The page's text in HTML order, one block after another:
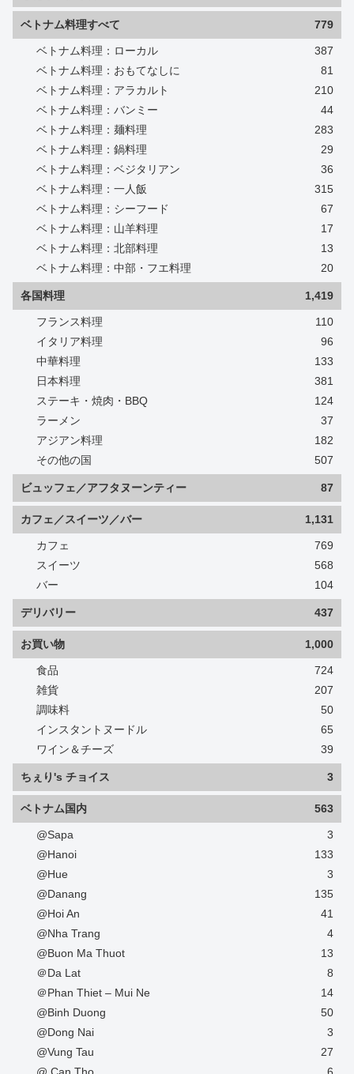
ベトナム料理すべて 779
ベトナム料理：ローカル
387
ベトナム料理：おもてなしに
81
ベトナム料理：アラカルト
210
ベトナム料理：バンミー
44
ベトナム料理：麺料理
283
ベトナム料理：鍋料理
29
ベトナム料理：ベジタリアン
36
ベトナム料理：一人飯
315
ベトナム料理：シーフード
67
ベトナム料理：山羊料理
17
ベトナム料理：北部料理
13
ベトナム料理：中部・フエ料理
20
各国料理 1,419
フランス料理
110
イタリア料理
96
中華料理
133
日本料理
381
ステーキ・焼肉・BBQ
124
ラーメン
37
アジアン料理
182
その他の国
507
ビュッフェ／アフタヌーンティー 87
カフェ／スイーツ／バー 1,131
カフェ
769
スイーツ
568
バー
104
デリバリー 437
お買い物 1,000
食品
724
雑貨
207
調味料
50
インスタントヌードル
65
ワイン＆チーズ
39
ちぇり's チョイス 3
ベトナム国内 563
@Sapa
3
@Hanoi
133
@Hue
3
@Danang
135
@Hoi An
41
@Nha Trang
4
@Buon Ma Thuot
13
＠Da Lat
8
＠Phan Thiet – Mui Ne
14
@Binh Duong
50
@Dong Nai
3
@Vung Tau
27